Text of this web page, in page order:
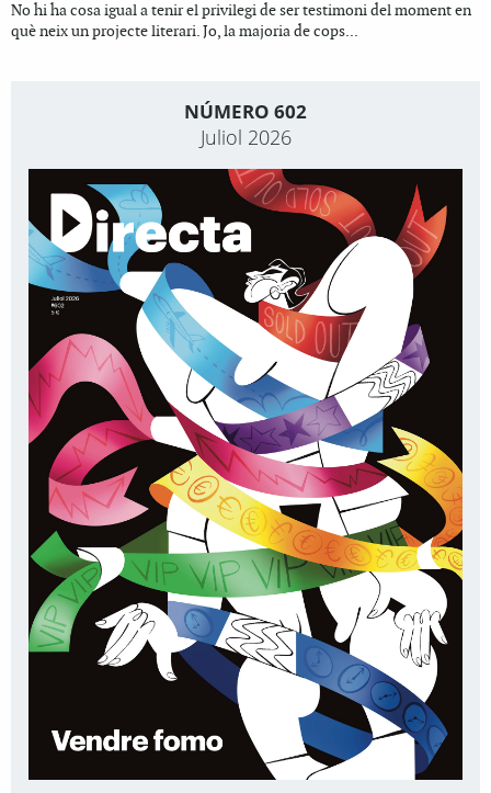
No hi ha cosa igual a tenir el privilegi de ser testimoni del moment en
què neix un projecte literari. Jo, la majoria de cops...
NÚMERO 602
Juliol 2026